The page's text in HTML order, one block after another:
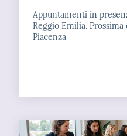
Appuntamenti in
Reggio Emilia.
Piacenza